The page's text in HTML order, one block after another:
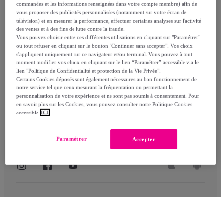
Rejoignez-nous et découvrez les articles réservés à
nos membres.
S'identifier
commandes et les informations renseignées dans votre compte membre) afin de
vous proposer des publicités personnalisées (notamment sur votre écran de
télévision) et en mesurer la performance, effectuer certaines analyses sur l'activité
des ventes et à des fins de lutte contre la fraude.
Vous pouvez choisir entre ces différentes utilisations en cliquant sur "Paramétrer"
ou tout refuser en cliquant sur le bouton "Continuer sans accepter". Vos choix
s'appliquent uniquement sur ce navigateur et/ou terminal. Vous pouvez à tout
moment modifier vos choix en cliquant sur le lien “Paramétrer” accessible via le
lien "Politique de Confidentialité et protection de la Vie Privée".
Certains Cookies déposés sont également nécessaires au bon fonctionnement de
notre service tel que ceux mesurant la fréquentation ou permettant la
personnalisation de votre expérience et ne sont pas soumis à consentement. Pour
en savoir plus sur les Cookies, vous pouvez consulter notre Politique Cookies
accessible ICI
Accepter
Paramétrer